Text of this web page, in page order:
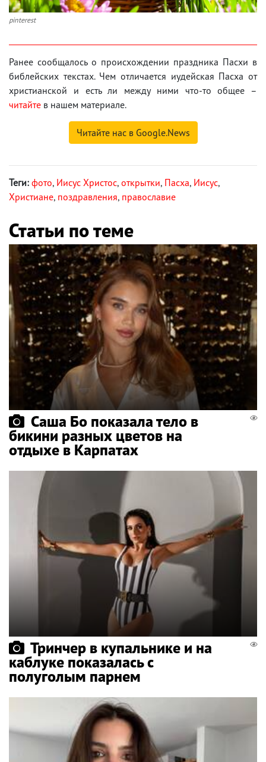
pinterest
Ранее сообщалось о происхождении праздника Пасхи в
библейских текстах. Чем отличается иудейская Пасха от
христианской и есть ли между ними что-то общее –
читайте в нашем материале.
Читайте нас в Google.News
Теги: фото, Иисус Христос, открытки, Пасха, Иисус,
Христиане, поздравления, православие
Статьи по теме
Саша Бо показала тело в
бикини разных цветов на
отдыхе в Карпатах
Тринчер в купальнике и на
каблуке показалась с
полуголым парнем